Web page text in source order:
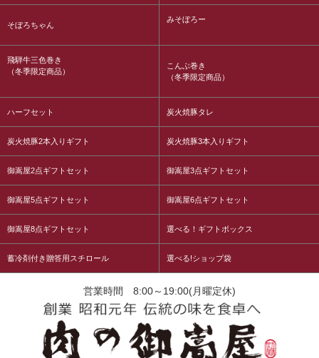
そぼろちゃん
みそぼろー
飛騨牛三色巻き
（冬季限定商品）
こんぶ巻き
（冬季限定商品）
ハーフセット 炭火焼豚タレ
炭火焼豚2本入りギフト 炭火焼豚3本入りギフト
御嵩屋2点ギフトセット 御嵩屋3点ギフトセット
御嵩屋5点ギフトセット 御嵩屋6点ギフトセット
御嵩屋8点ギフトセット 選べる！ギフトボックス
蓄冷剤付き贈答用スチロール 選べる!ショップ袋
営業時間 8:00～19:00(月曜定休)